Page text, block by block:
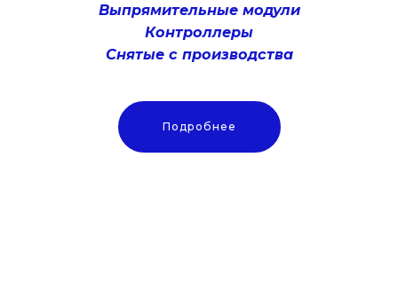
Выпрямительные модули
Контроллеры
Снятые с производства
Подробнее